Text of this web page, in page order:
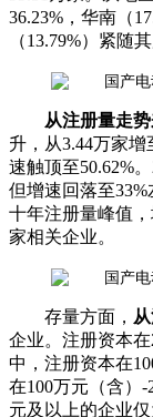
36.23%，华南（
（13.79%）紧随
从注册量走势
升，从3.44万家增
速触顶至50.62%
但增速回落至
十年注册量峰值
家相关企业。
存量方面，
企业。注册资本
中，注册资本在
在100万元（含）-
元及以上的企业仅